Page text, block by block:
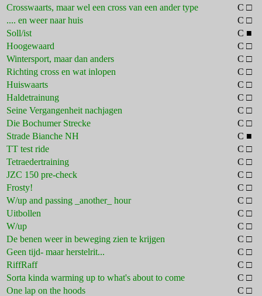
Crosswaarts, maar wel een cross van een ander type
C □
.... en weer naar huis
C □
Soll/ist
C ■
Hoogewaard
C □
Wintersport, maar dan anders
C □
Richting cross en wat inlopen
C □
Huiswaarts
C □
Haldetrainung
C □
Seine Vergangenheit nachjagen
C □
Die Bochumer Strecke
C □
Strade Bianche NH
C ■
TT test ride
C □
Tetraedertraining
C □
JZC 150 pre-check
C □
Frosty!
C □
W/up and passing _another_ hour
C □
Uitbollen
C □
W/up
C □
De benen weer in beweging zien te krijgen
C □
Geen tijd- maar herstelrit...
C □
RiffRaff
C □
Sorta kinda warming up to what's about to come
C □
One lap on the hoods
C □